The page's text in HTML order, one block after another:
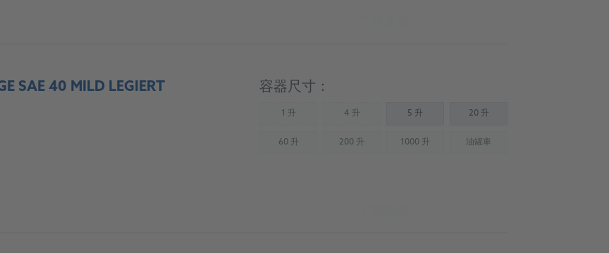
SAE 40 MILD LEGIERT 容器尺寸：
1 升(Not available) 4 升(Not available) 5 升 20 升
60 升(Not available)200 升(Not available)1000 升(Not available)油罐車(Not available)